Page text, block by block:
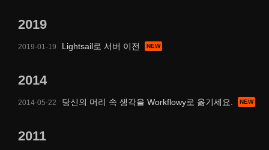
2019
2019-01-19 Lightsail로 서버 이전
2014
2014-05-22 당신의 머리 속 생각을 Workflowy로 옮기세요.
2011